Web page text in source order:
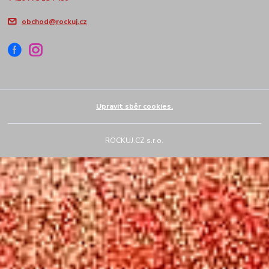
obchod@rockuj.cz
Upravit sběr cookies.
ROCKUJ.CZ s.r.o.